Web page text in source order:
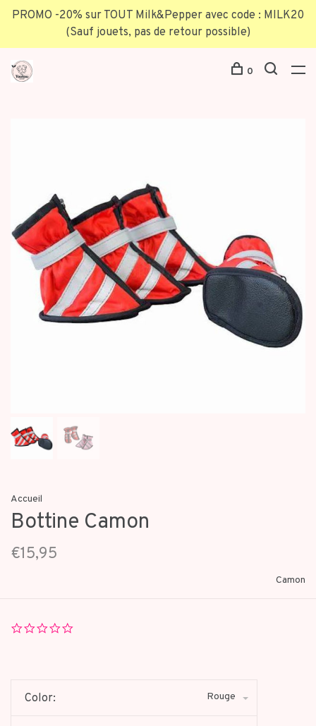
PROMO -20% sur TOUT Milk&Pepper avec code : MILK20
(Sauf jouets, pas de retour possible)
0
Accueil
Bottine Camon
€15,95
Camon
Color: Rouge